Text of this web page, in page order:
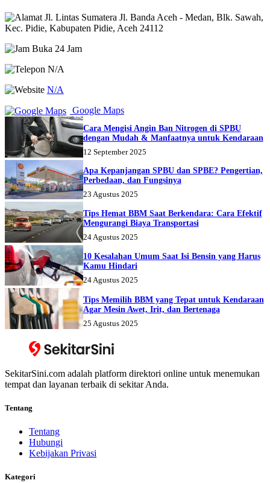
Jl. Lintas Sumatera Jl. Banda Aceh - Medan, Blk. Sawah,
Kec. Pidie, Kabupaten Pidie, Aceh 24112
Buka 24 Jam
N/A
N/A
Google Maps
Cara Mengisi Angin Ban Nitrogen di SPBU
dengan Mudah & Manfaatnya untuk Kendaraan
12 September 2025
Apa Kepanjangan SPBU dan SPBE? Pengertian,
Perbedaan, dan Fungsinya
23 Agustus 2025
Tips Hemat BBM Saat Berkendara: Cara Efektif
Mengurangi Biaya Transportasi
24 Agustus 2025
10 Kesalahan Umum Saat Isi Bensin yang Harus
Kamu Hindari
24 Agustus 2025
Tips Memilih BBM yang Tepat untuk Kendaraan
Agar Mesin Awet, Irit, dan Bertenaga
25 Agustus 2025
SekitarSini.com adalah platform direktori online untuk menemukan
tempat dan layanan terbaik di sekitar Anda.
Tentang
Tentang
Hubungi
Kebijakan Privasi
Kategori